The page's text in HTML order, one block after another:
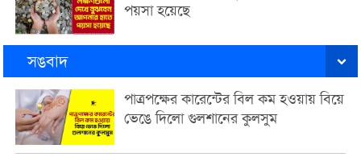
পয়সা হয়েছে
সঙবাদ
পাত্রপক্ষের কারেন্টের বিল কম হওয়ায় বিয়ে
ভেঙে দিলো গুলশানের কুলসুম